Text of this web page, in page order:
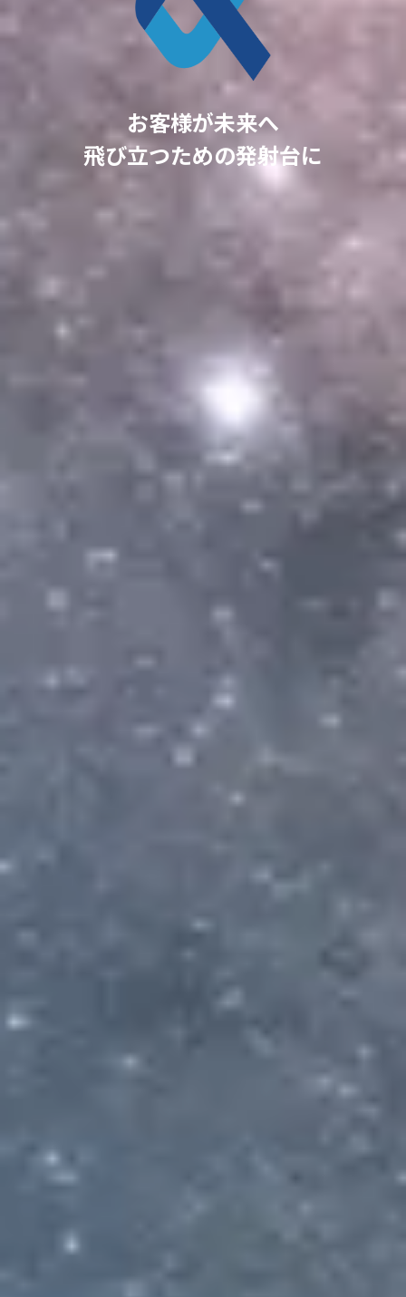
お客様が未来へ
飛び立つための発射台に